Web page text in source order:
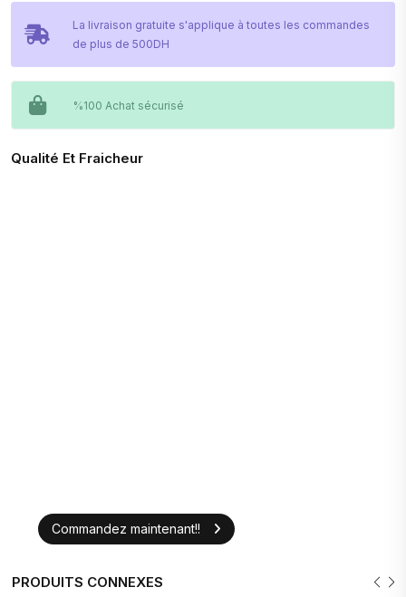
La livraison gratuite s'applique à toutes les commandes
de plus de 500DH
%100 Achat sécurisé
Qualité Et Fraicheur
Commandez maintenant!!
PRODUITS CONNEXES